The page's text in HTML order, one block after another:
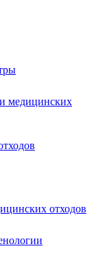
медицинских
отходов